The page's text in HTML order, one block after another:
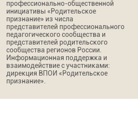
профессионально-общественной
инициативы «Родительское
признание» из числа
представителей профессионального
педагогического сообщества и
представителей родительского
сообщества регионов России.
Информационная поддержка и
взаимодействие с участниками:
дирекция ВПОИ «Родительское
признание».